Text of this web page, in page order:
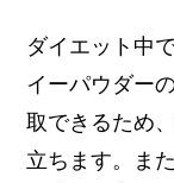
ダイエット中
イーパウダー
取できるため
立ちます。ま